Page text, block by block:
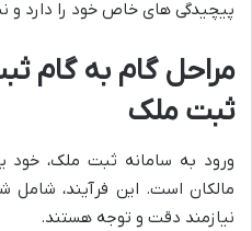
پیچیدگی های خاص خود را دارد
مراحل گام به گام
ثبت ملک
ورود به سامانه ثبت ملک، خود
مالکان است. این فرآیند،
نیازمند دقت و توجه هستند.